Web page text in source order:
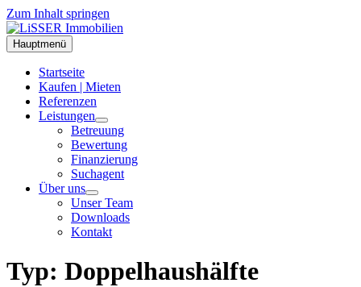
Zum Inhalt springen
Hauptmenü
Startseite
Kaufen | Mieten
Referenzen
Leistungen
Betreuung
Bewertung
Finanzierung
Suchagent
Über uns
Unser Team
Downloads
Kontakt
Typ: Doppelhaushälfte